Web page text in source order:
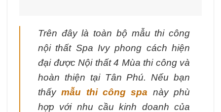
Trên đây là toàn bộ mẫu thi công
nội thất Spa Ivy phong cách hiện
đại được Nội thất 4 Mùa thi công và
hoàn thiện tại Tân Phú. Nếu bạn
thấymẫu thi công spa này phù
hợp với nhu cầu kinh doanh của